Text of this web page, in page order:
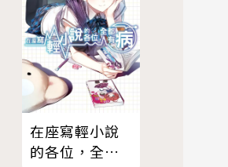
在座寫輕小說
的各位，全都